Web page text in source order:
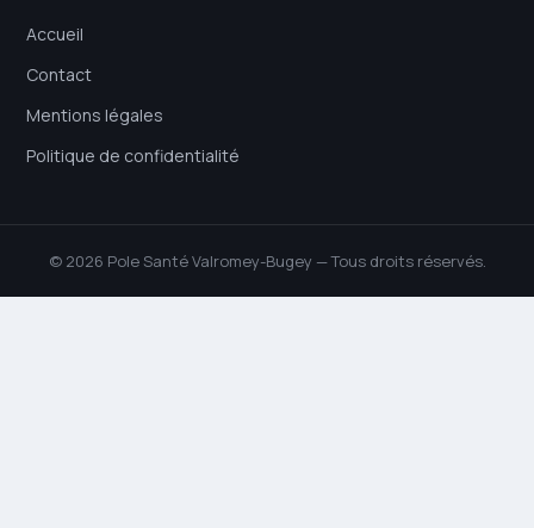
Accueil
Contact
Mentions légales
Politique de confidentialité
© 2026 Pole Santé Valromey-Bugey — Tous droits réservés.